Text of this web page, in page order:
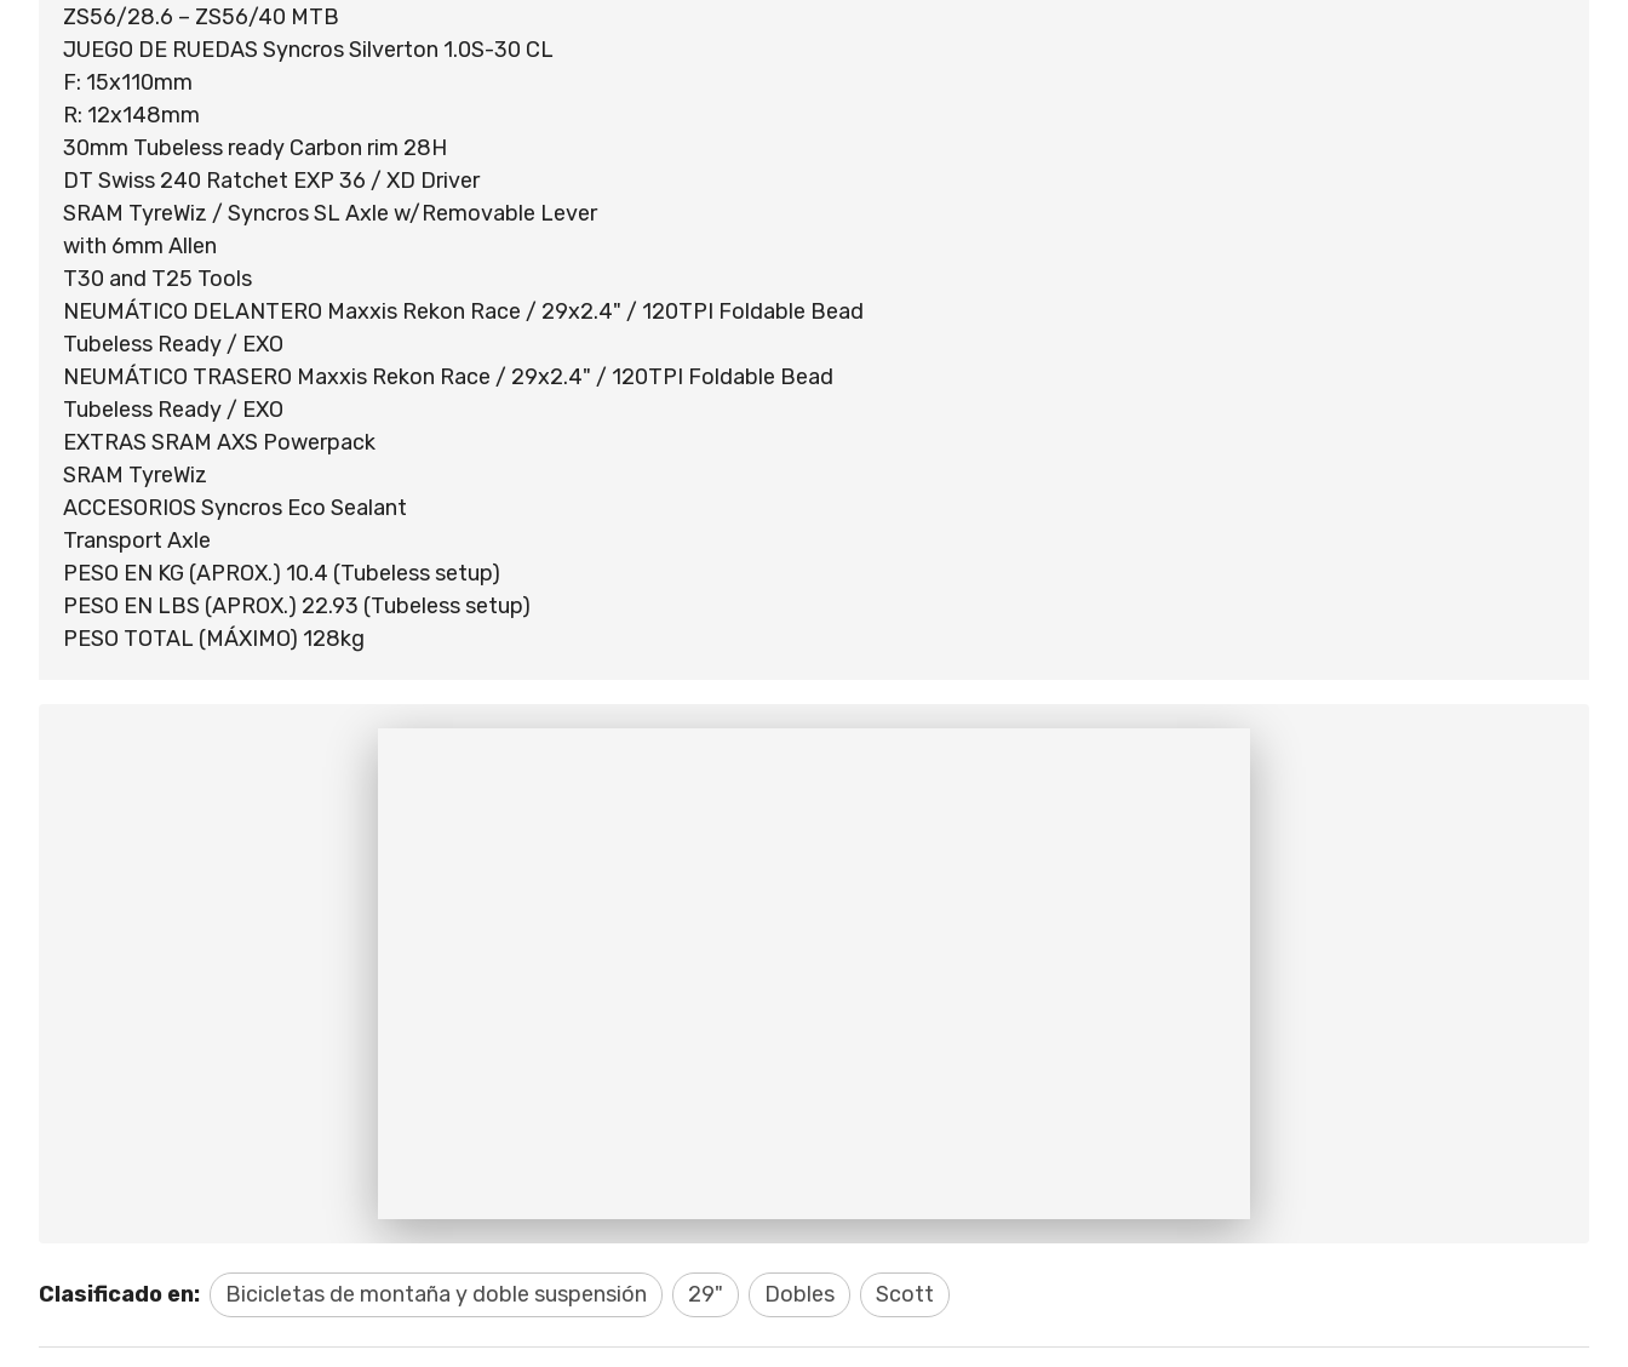
ZS56/28.6 – ZS56/40 MTB
JUEGO DE RUEDAS Syncros Silverton 1.0S-30 CL
F: 15x110mm
R: 12x148mm
30mm Tubeless ready Carbon rim 28H
DT Swiss 240 Ratchet EXP 36 / XD Driver
SRAM TyreWiz / Syncros SL Axle w/Removable Lever
with 6mm Allen
T30 and T25 Tools
NEUMÁTICO DELANTERO Maxxis Rekon Race / 29x2.4" / 120TPI Foldable Bead
Tubeless Ready / EXO
NEUMÁTICO TRASERO Maxxis Rekon Race / 29x2.4" / 120TPI Foldable Bead
Tubeless Ready / EXO
EXTRAS SRAM AXS Powerpack
SRAM TyreWiz
ACCESORIOS Syncros Eco Sealant
Transport Axle
PESO EN KG (APROX.) 10.4 (Tubeless setup)
PESO EN LBS (APROX.) 22.93 (Tubeless setup)
PESO TOTAL (MÁXIMO) 128kg
Clasificado en: Bicicletas de montaña y doble suspensión 29" Dobles Scott